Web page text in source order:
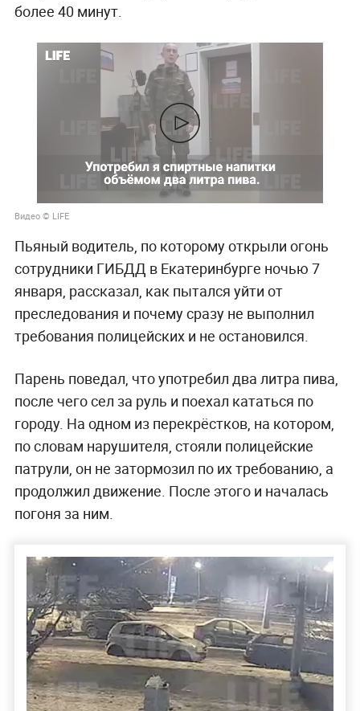
более 40 минут.
Видео © LIFE
Пьяный водитель, по которому открыли огонь
сотрудники ГИБДД в Екатеринбурге ночью 7
января, рассказал, как пытался уйти от
преследования и почему сразу не выполнил
требования полицейских и не остановился.
Парень поведал, что употребил два литра пива,
после чего сел за руль и поехал кататься по
городу. На одном из перекрёстков, на котором,
по словам нарушителя, стояли полицейские
патрули, он не затормозил по их требованию, а
продолжил движение. После этого и началась
погоня за ним.